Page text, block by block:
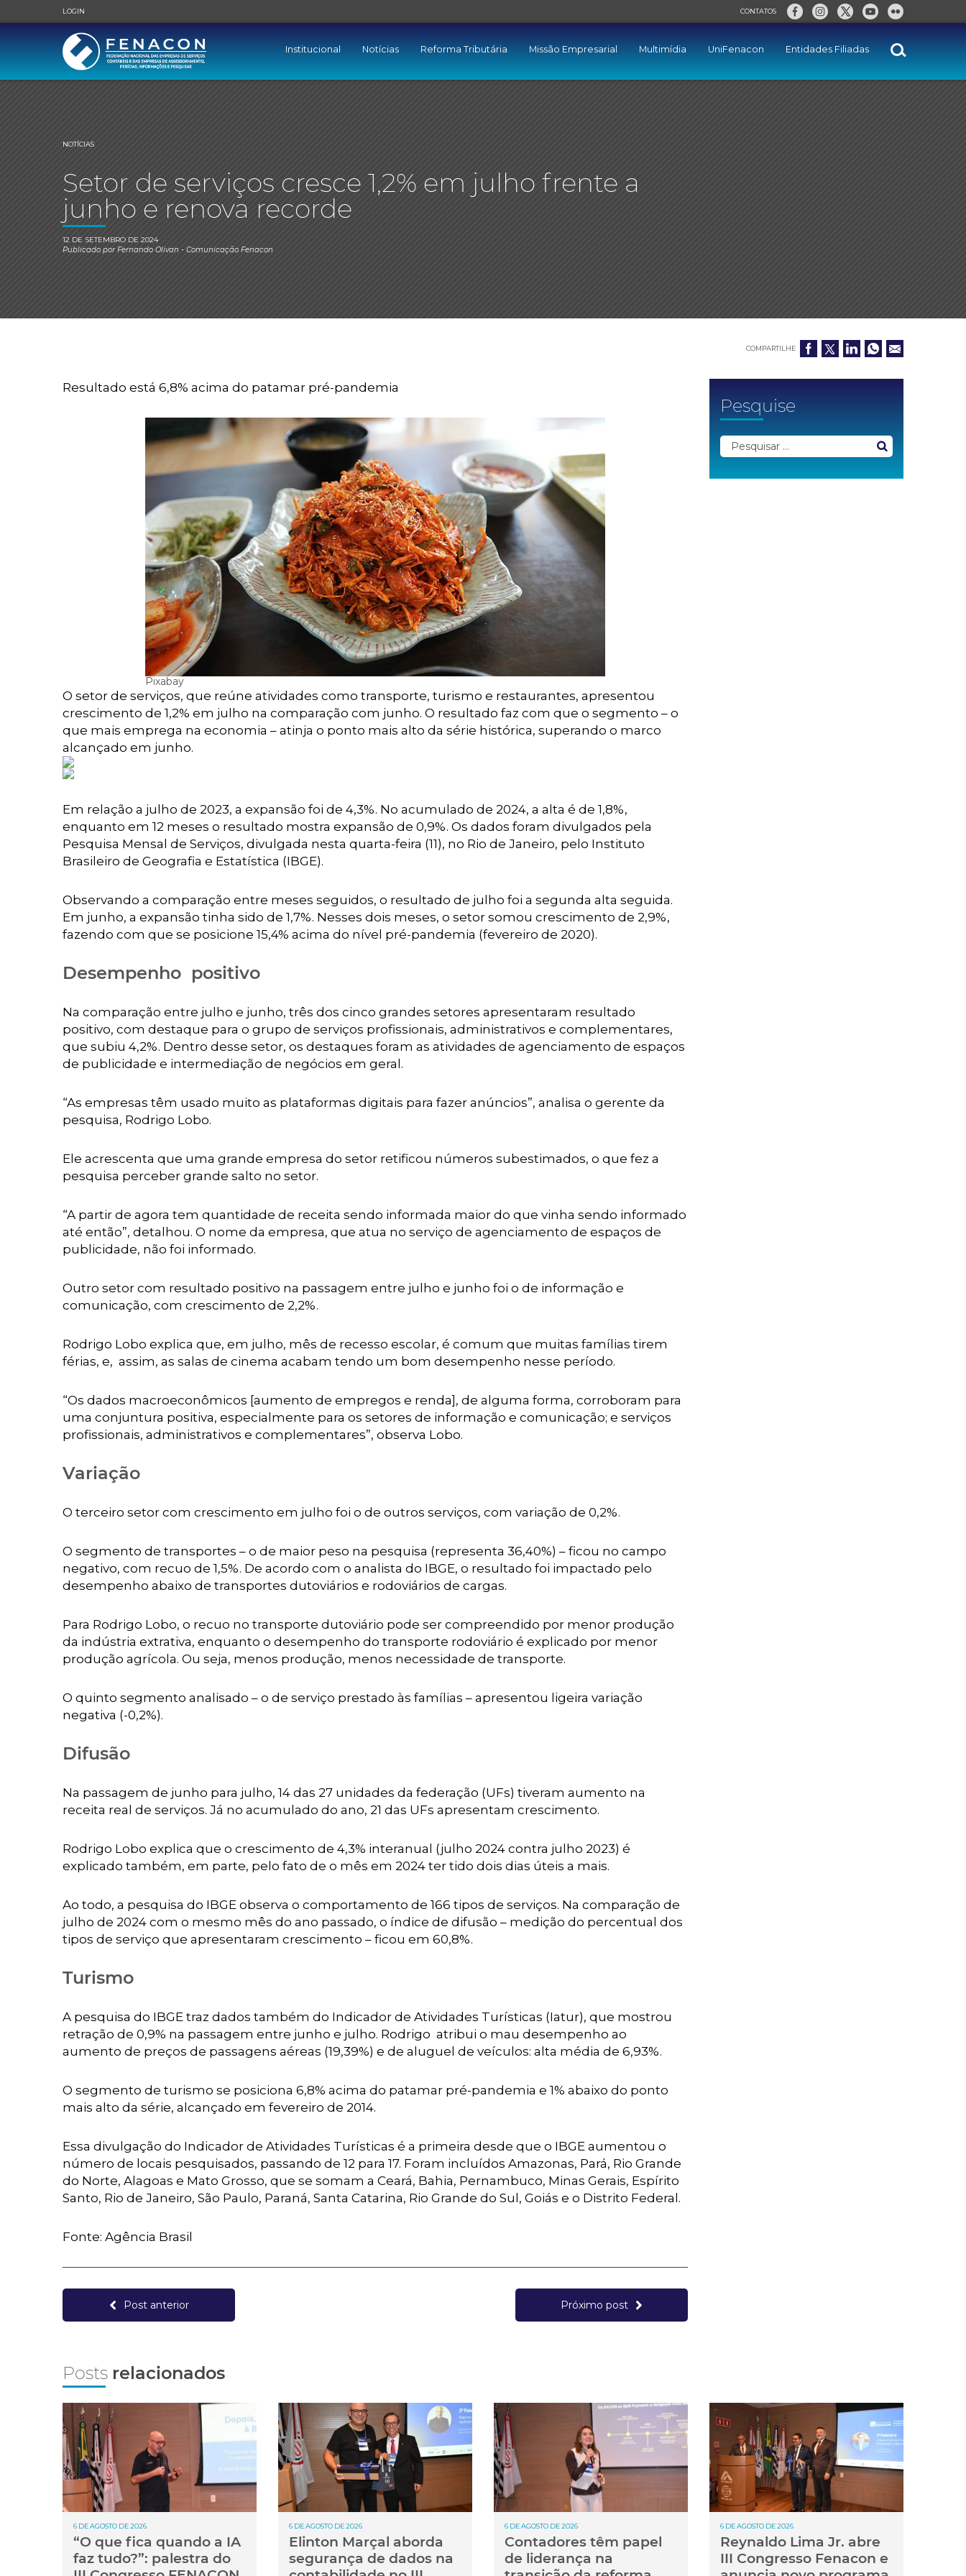
LOGIN CONTATOS
Institucional Notícias Reforma Tributária Missão Empresarial Multimídia UniFenacon Entidades Filiadas
NOTÍCIAS
Setor de serviços cresce 1,2% em julho frente a
junho e renova recorde
12 DE SETEMBRO DE 2024
Publicado porFernando Olivan- Comunicação Fenacon
COMPARTILHE
Resultado está 6,8% acima do patamar pré-pandemia
Pixabay
O setor de serviços, que reúne atividades como transporte, turismo e restaurantes, apresentou
crescimento de 1,2% em julho na comparação com junho. O resultado faz com que o segmento – o
que mais emprega na economia – atinja o ponto mais alto da série histórica, superando o marco
alcançado em junho.
Em relação a julho de 2023, a expansão foi de 4,3%. No acumulado de 2024, a alta é de 1,8%,
enquanto em 12 meses o resultado mostra expansão de 0,9%. Os dados foram divulgados pela
Pesquisa Mensal de Serviços, divulgada nesta quarta-feira (11), no Rio de Janeiro, pelo Instituto
Brasileiro de Geografia e Estatística (IBGE).
Observando a comparação entre meses seguidos, o resultado de julho foi a segunda alta seguida.
Em junho, a expansão tinha sido de 1,7%. Nesses dois meses, o setor somou crescimento de 2,9%,
fazendo com que se posicione 15,4% acima do nível pré-pandemia (fevereiro de 2020).
Desempenho positivo
Na comparação entre julho e junho, três dos cinco grandes setores apresentaram resultado
positivo, com destaque para o grupo de serviços profissionais, administrativos e complementares,
que subiu 4,2%. Dentro desse setor, os destaques foram as atividades de agenciamento de espaços
de publicidade e intermediação de negócios em geral.
“As empresas têm usado muito as plataformas digitais para fazer anúncios”, analisa o gerente da
pesquisa, Rodrigo Lobo.
Ele acrescenta que uma grande empresa do setor retificou números subestimados, o que fez a
pesquisa perceber grande salto no setor.
“A partir de agora tem quantidade de receita sendo informada maior do que vinha sendo informado
até então”, detalhou. O nome da empresa, que atua no serviço de agenciamento de espaços de
publicidade, não foi informado.
Outro setor com resultado positivo na passagem entre julho e junho foi o de informação e
comunicação, com crescimento de 2,2%.
Rodrigo Lobo explica que, em julho, mês de recesso escolar, é comum que muitas famílias tirem
férias, e, assim, as salas de cinema acabam tendo um bom desempenho nesse período.
“Os dados macroeconômicos [aumento de empregos e renda], de alguma forma, corroboram para
uma conjuntura positiva, especialmente para os setores de informação e comunicação; e serviços
profissionais, administrativos e complementares”, observa Lobo.
Variação
O terceiro setor com crescimento em julho foi o de outros serviços, com variação de 0,2%.
O segmento de transportes – o de maior peso na pesquisa (representa 36,40%) – ficou no campo
negativo, com recuo de 1,5%. De acordo com o analista do IBGE, o resultado foi impactado pelo
desempenho abaixo de transportes dutoviários e rodoviários de cargas.
Para Rodrigo Lobo, o recuo no transporte dutoviário pode ser compreendido por menor produção
da indústria extrativa, enquanto o desempenho do transporte rodoviário é explicado por menor
produção agrícola. Ou seja, menos produção, menos necessidade de transporte.
O quinto segmento analisado – o de serviço prestado às famílias – apresentou ligeira variação
negativa (-0,2%).
Difusão
Na passagem de junho para julho, 14 das 27 unidades da federação (UFs) tiveram aumento na
receita real de serviços. Já no acumulado do ano, 21 das UFs apresentam crescimento.
Rodrigo Lobo explica que o crescimento de 4,3% interanual (julho 2024 contra julho 2023) é
explicado também, em parte, pelo fato de o mês em 2024 ter tido dois dias úteis a mais.
Ao todo, a pesquisa do IBGE observa o comportamento de 166 tipos de serviços. Na comparação de
julho de 2024 com o mesmo mês do ano passado, o índice de difusão – medição do percentual dos
tipos de serviço que apresentaram crescimento – ficou em 60,8%.
Turismo
A pesquisa do IBGE traz dados também do Indicador de Atividades Turísticas (Iatur), que mostrou
retração de 0,9% na passagem entre junho e julho. Rodrigo atribui o mau desempenho ao
aumento de preços de passagens aéreas (19,39%) e de aluguel de veículos: alta média de 6,93%.
O segmento de turismo se posiciona 6,8% acima do patamar pré-pandemia e 1% abaixo do ponto
mais alto da série, alcançado em fevereiro de 2014.
Essa divulgação do Indicador de Atividades Turísticas é a primeira desde que o IBGE aumentou o
número de locais pesquisados, passando de 12 para 17. Foram incluídos Amazonas, Pará, Rio Grande
do Norte, Alagoas e Mato Grosso, que se somam a Ceará, Bahia, Pernambuco, Minas Gerais, Espírito
Santo, Rio de Janeiro, São Paulo, Paraná, Santa Catarina, Rio Grande do Sul, Goiás e o Distrito Federal.
Fonte: Agência Brasil
Post anterior Próximo post
Pesquise
Posts relacionados
6 DE AGOSTO DE 2026
“O que fica quando a IA
faz tudo?”: palestra do
6 DE AGOSTO DE 2026
Elinton Marçal aborda
segurança de dados na
6 DE AGOSTO DE 2026
Contadores têm papel
de liderança na
6 DE AGOSTO DE 2026
Reynaldo Lima Jr. abre
III Congresso Fenacon e